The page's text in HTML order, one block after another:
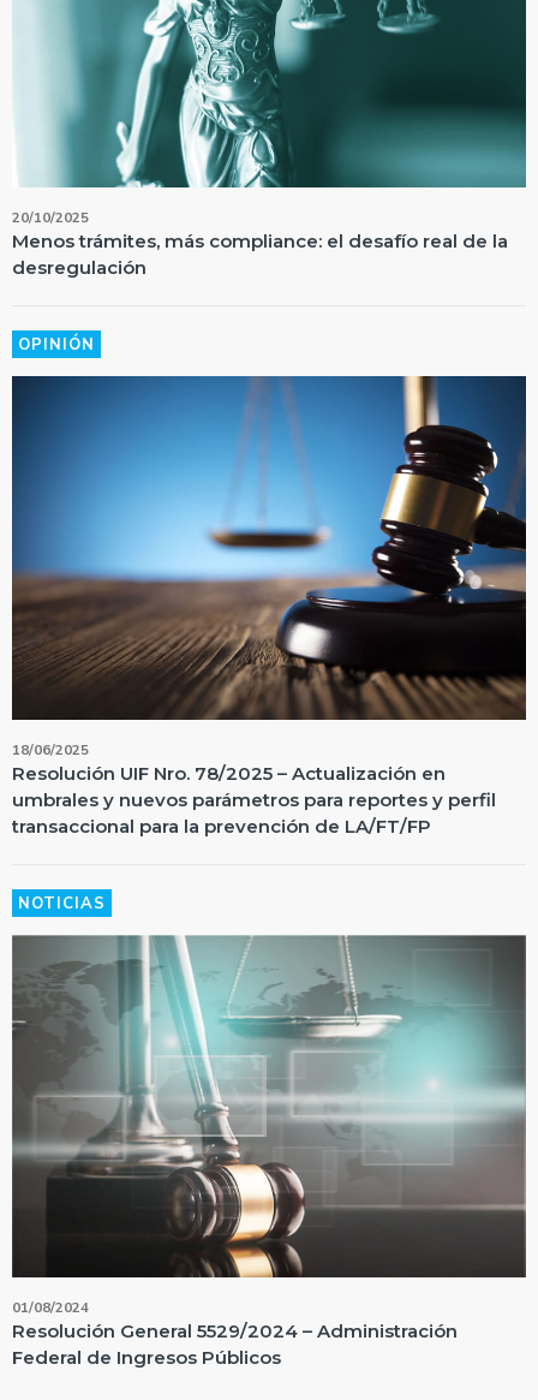
20/10/2025
Menos trámites, más compliance: el desafío real de la
desregulación
OPINIÓN
18/06/2025
Resolución UIF Nro. 78/2025 – Actualización en
umbrales y nuevos parámetros para reportes y perfil
transaccional para la prevención de LA/FT/FP
NOTICIAS
01/08/2024
Resolución General 5529/2024 – Administración
Federal de Ingresos Públicos